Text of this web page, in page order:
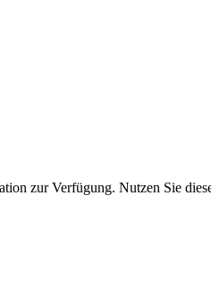
zur Verfügung. Nutzen Sie